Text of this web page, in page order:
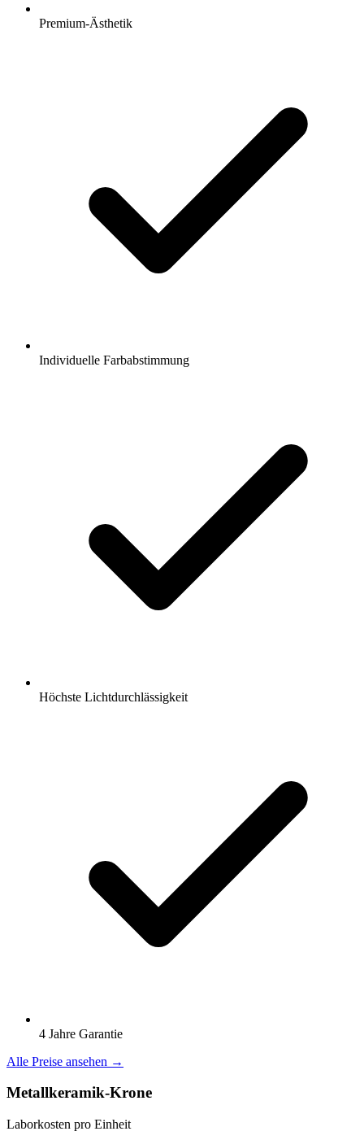
Premium-Ästhetik
Individuelle Farbabstimmung
Höchste Lichtdurchlässigkeit
4 Jahre Garantie
Alle Preise ansehen →
Metallkeramik-Krone
Laborkosten pro Einheit